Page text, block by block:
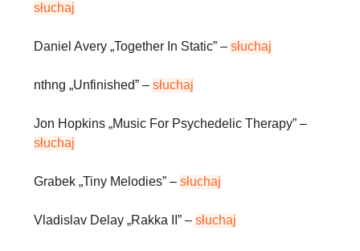
słuchaj
Daniel Avery „Together In Static” –słuchaj
nthng „Unfinished” –słuchaj
Jon Hopkins „Music For Psychedelic Therapy” –
słuchaj
Grabek „Tiny Melodies” –słuchaj
Vladislav Delay „Rakka II” –słuchaj